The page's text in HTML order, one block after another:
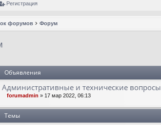
Регистрация
форумов Форум
Объявления
Административные и технические вопросы
forumadmin » 17 мар 2022, 06:13
Темы